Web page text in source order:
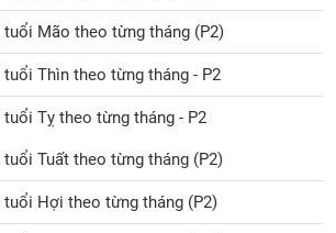
Mão theo từng tháng (P2)
Thìn theo từng tháng - P2
Tỵ theo từng tháng - P2
Tuất theo từng tháng (P2)
Hợi theo từng tháng (P2)